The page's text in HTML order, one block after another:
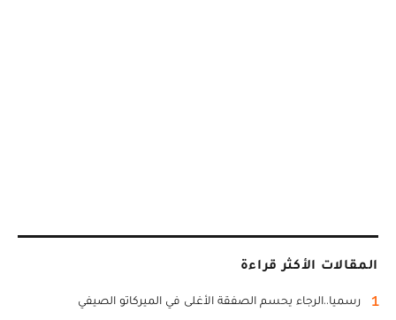
المقالات الأكثر قراءة
1 رسميا..الرجاء يحسم الصفقة الأغلى في الميركاتو الصيفي